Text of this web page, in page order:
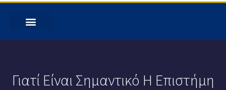
Γιατί Είναι Σημαντικό Η Επιστήμη